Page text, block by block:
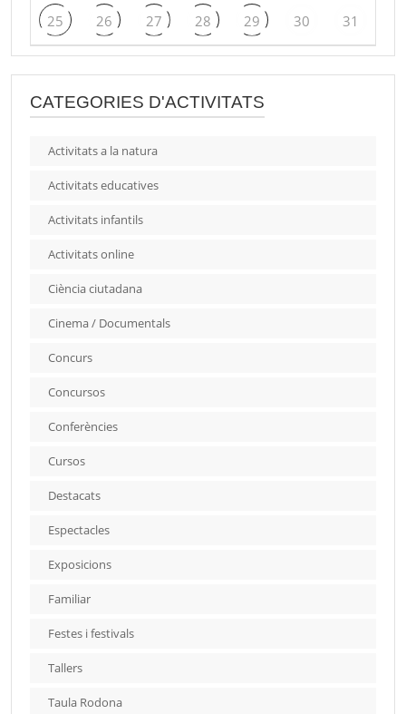
25 26 27 28 29 30 31
CATEGORIES D'ACTIVITATS
Activitats a la natura
Activitats educatives
Activitats infantils
Activitats online
Ciència ciutadana
Cinema / Documentals
Concurs
Concursos
Conferències
Cursos
Destacats
Espectacles
Exposicions
Familiar
Festes i festivals
Tallers
Taula Rodona